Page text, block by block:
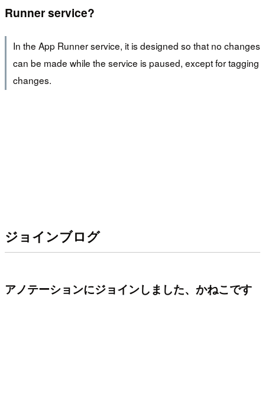
Runner service?
In the App Runner service, it is designed so that no changes
can be made while the service is paused, except for tagging
changes.
ジョインブログ
アノテーションにジョインしました、かねこです